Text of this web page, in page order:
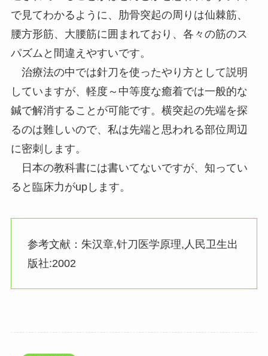
で見てわかるように、肋骨突起の周りは仙棘筋、
腰方形筋、大腰筋に囲まれており、各々の筋のス
パズムと間違えやすいです。
治療法の中では針刀を使ったやり方として説明
していますが、軽度～中等度な癒着では一般的な
鍼で解消することが可能です。横突起の先端を探
るのは難しいので、私は先端と思われる部位周辺
に密刺します。
日本の教科書には書いてないですが、知ってい
ると臨床力がupします。
参考文献：朱汉章,针刀医学原理,人民卫生出
版社:2002